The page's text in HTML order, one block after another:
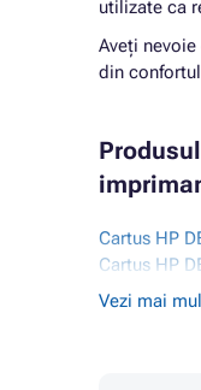
utilizate ca
Aveți
din
Cartus HP
Cartus HP
Cartus HP
Vezi mai